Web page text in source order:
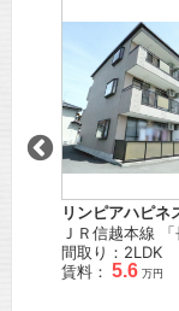
リンピアハピネ
ＪＲ信越本線 「
間取り：2LDK
賃料： 5.6 万円